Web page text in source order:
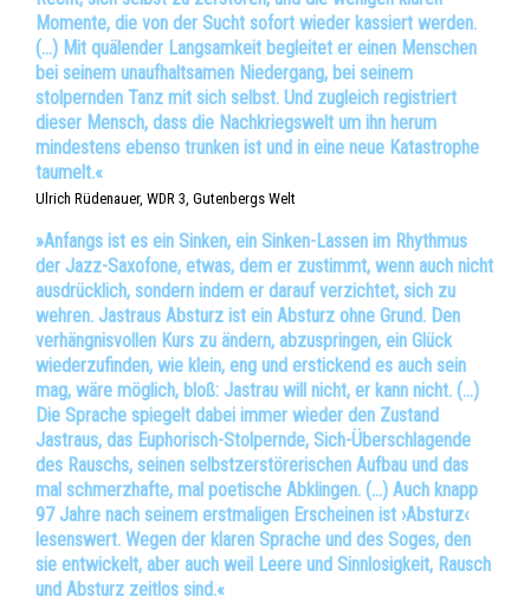
Momente, die von der Sucht sofort wieder kassiert werden.
(…) Mit quälender Langsamkeit begleitet er einen Menschen
bei seinem unaufhaltsamen Niedergang, bei seinem
stolpernden Tanz mit sich selbst. Und zugleich registriert
dieser Mensch, dass die Nachkriegswelt um ihn herum
mindestens ebenso trunken ist und in eine neue Katastrophe
taumelt.«
Ulrich Rüdenauer, WDR 3, Gutenbergs Welt
»Anfangs ist es ein Sinken, ein Sinken-Lassen im Rhythmus
der Jazz-Saxofone, etwas, dem er zustimmt, wenn auch nicht
ausdrücklich, sondern indem er darauf verzichtet, sich zu
wehren. Jastraus Absturz ist ein Absturz ohne Grund. Den
verhängnisvollen Kurs zu ändern, abzuspringen, ein Glück
wiederzufinden, wie klein, eng und erstickend es auch sein
mag, wäre möglich, bloß: Jastrau will nicht, er kann nicht. (…)
Die Sprache spiegelt dabei immer wieder den Zustand
Jastraus, das Euphorisch-Stolpernde, Sich-Überschlagende
des Rauschs, seinen selbstzerstörerischen Aufbau und das
mal schmerzhafte, mal poetische Abklingen. (…) Auch knapp
97 Jahre nach seinem erstmaligen Erscheinen ist ›Absturz‹
lesenswert. Wegen der klaren Sprache und des Soges, den
sie entwickelt, aber auch weil Leere und Sinnlosigkeit, Rausch
und Absturz zeitlos sind.«